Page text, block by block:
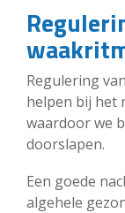
Regulering
helpen bij het
waardoor we
doorslapen.
Een goede
algehele